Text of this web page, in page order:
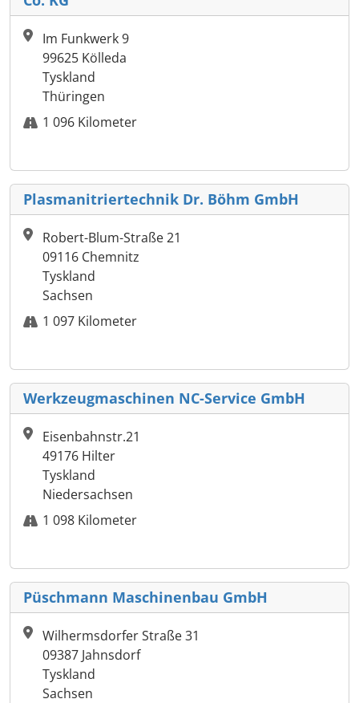
Im Funkwerk 9
99625 Kölleda
Tyskland
Thüringen
1 096 Kilometer
Plasmanitriertechnik Dr. Böhm GmbH
Robert-Blum-Straße 21
09116 Chemnitz
Tyskland
Sachsen
1 097 Kilometer
Werkzeugmaschinen NC-Service GmbH
Eisenbahnstr.21
49176 Hilter
Tyskland
Niedersachsen
1 098 Kilometer
Püschmann Maschinenbau GmbH
Wilhermsdorfer Straße 31
09387 Jahnsdorf
Tyskland
Sachsen